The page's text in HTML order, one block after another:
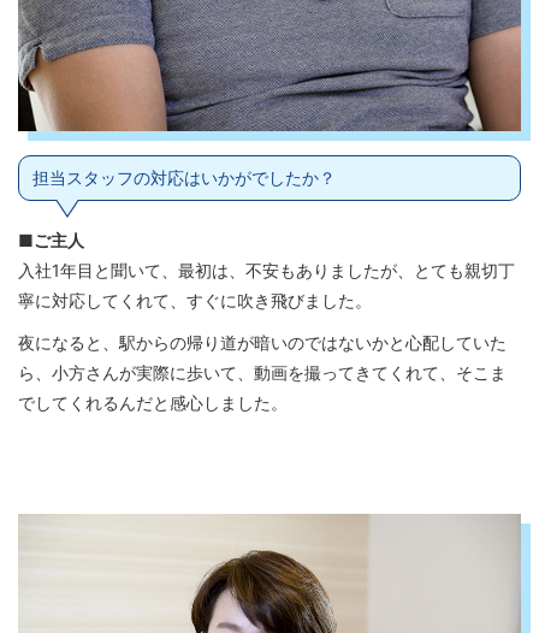
担当スタッフの対応はいかがでしたか？
■ご主人
入社1年目と聞いて、最初は、不安もありましたが、とても親切丁
寧に対応してくれて、すぐに吹き飛びました。
夜になると、駅からの帰り道が暗いのではないかと心配していた
ら、小方さんが実際に歩いて、動画を撮ってきてくれて、そこま
でしてくれるんだと感心しました。